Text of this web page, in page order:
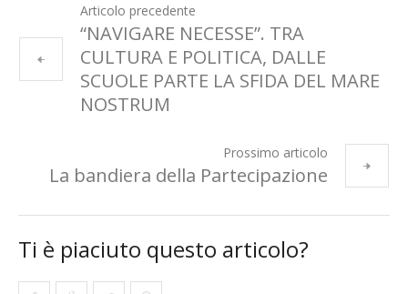
Articolo precedente
“NAVIGARE NECESSE”. TRA
CULTURA E POLITICA, DALLE
SCUOLE PARTE LA SFIDA DEL MARE
NOSTRUM
Prossimo articolo
La bandiera della Partecipazione
Ti è piaciuto questo articolo?